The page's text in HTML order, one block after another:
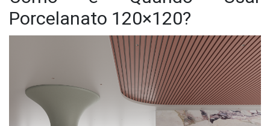
Porcelanato 120×120?